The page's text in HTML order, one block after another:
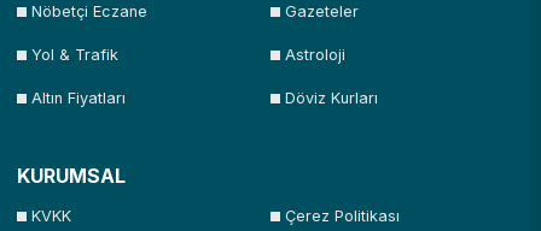
Nöbetçi Eczane Gazeteler
Yol & Trafik Astroloji
Altın Fiyatları Döviz Kurları
KURUMSAL
KVKK Çerez Politikası